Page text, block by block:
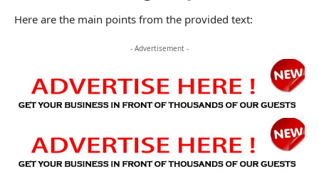
Here are the main points from the provided text:
- Advertisement -